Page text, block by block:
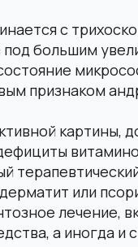
с
большим
признаком
картины,
или
лечение,
а иногда